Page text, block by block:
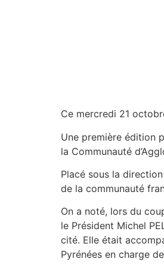
Ce mercredi 21
Une première édition
la Communauté
Placé sous la
de la communauté
On a noté, lors du
le Président Michel
cité. Elle était
Pyrénées en charge